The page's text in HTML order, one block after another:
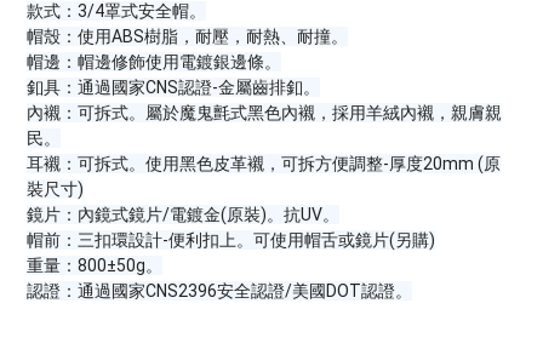
款式：3/4罩式安全帽。
帽殼：使用ABS樹脂，耐壓，耐熱、耐撞。
帽邊：帽邊修飾使用電鍍銀邊條。
釦具：通過國家CNS認證-金屬齒排釦。
內襯：可拆式。屬於魔鬼氈式黑色內襯，採用羊絨內襯，親膚親
民。
耳襯：可拆式。使用黑色皮革襯，可拆方便調整-厚度20mm (原
裝尺寸)
鏡片：內鏡式鏡片/電鍍金(原裝)。抗UV。
帽前：三扣環設計-便利扣上。可使用帽舌或鏡片(另購)
重量：800±50g。
認證：通過國家CNS2396安全認證/美國DOT認證。